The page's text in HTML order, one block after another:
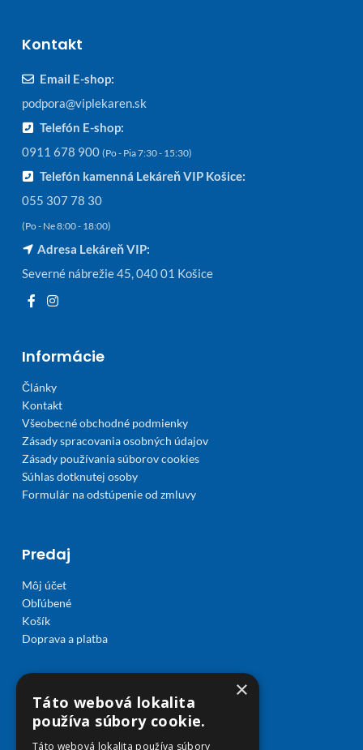
Kontakt
Email E-shop:
podpora@viplekaren.sk
Telefón E-shop:
0911 678 900 (Po - Pia 7:30 - 15:30)
Telefón kamenná Lekáreň VIP Košice:
055 307 78 30
(Po - Ne 8:00 - 18:00)
Adresa Lekáreň VIP:
Severné nábrežie 45, 040 01 Košice
Informácie
Články
Kontakt
Všeobecné obchodné podmienky
Zásady spracovania osobných údajov
Zásady používania súborov cookies
Súhlas dotknutej osoby
Formulár na odstúpenie od zmluvy
Predaj
Môj účet
Obľúbené
Košík
Doprava a platba
×
Táto webová lokalita
používa súbory cookie.
Táto webová lokalita používa súbory